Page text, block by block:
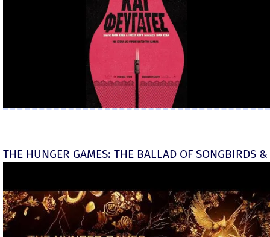
THE HUNGER GAMES: THE BALLAD OF SONGBIRDS